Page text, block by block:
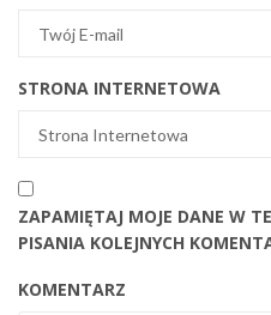
STRONA INTERNETOWA
ZAPAMIĘTAJ MOJE DANE W
PISANIA KOLEJNYCH
KOMENTARZ